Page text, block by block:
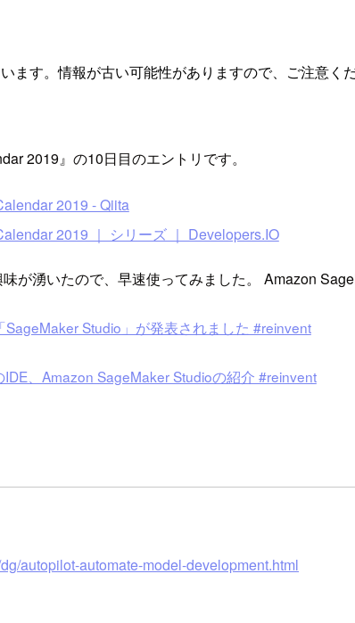
ます。情報が古い可能性がありますので、ご注意くだ
2019』の10日目のエントリです。
2019 - Qiita
2019 ｜ シリーズ ｜ Developers.IO
が湧いたので、早速使ってみました。 Amazon
Studio」が発表されました #reinvent
、Amazon SageMaker Studioの紹介 #reinvent
autopilot-automate-model-development.html